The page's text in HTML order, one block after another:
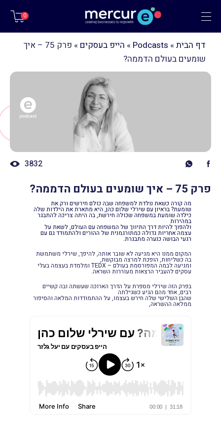
תפריט 0
דף הבית »
Podcasts
» הייפ בעסקים »
פרק 75 – איך
שומעים בעולם הדממה?
3832
פרק 75 – איך שומעים בעולם הדממה?
מה קורה כשאת נולדת למשפחה שבה כולם חירשים ורק את
שומעת? בראיון עם שירלי שלום כהן, היא מתארת את הילדות שלה
כילדה שומעת במשפחה שכולה חירשת, בה היתה צריכה להתבגר
במהירות
ולהפוך להיות דרך התיווך של המשפחה עם העולם, לשאת על
עצמה אחריות גדולה כמתורגמנית של ההורים ולהתמודד גם עם
רגעי הבושה כנערה מתבגרת.
המקום ממנו היא מגיעה לא שובר אותה, להיפך, שירלי משתמשת
בה כשליחות, הופכת למרצה מבוקשת,
ומגיעה לבמה המפורסמת בעולם – TEDX ומלמדת בעצמה בעלי
עסקים להעביר הרצאות מעוררות השראה.
בפרק הזה שירלי מספרת על הדרך הארוכה שעשתה ובה קשיים
רבים, אחד מהם הגיע כשגילתה
שהבן השלישי שלה חירש בעצמו, על ההתמודדות המלאה והסיפור
ממלאה ההשראה,